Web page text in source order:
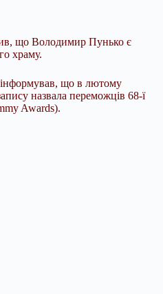
що Володимир Пунько є
храму.
що в лютому
назвала переможців 68-ї
Awards).